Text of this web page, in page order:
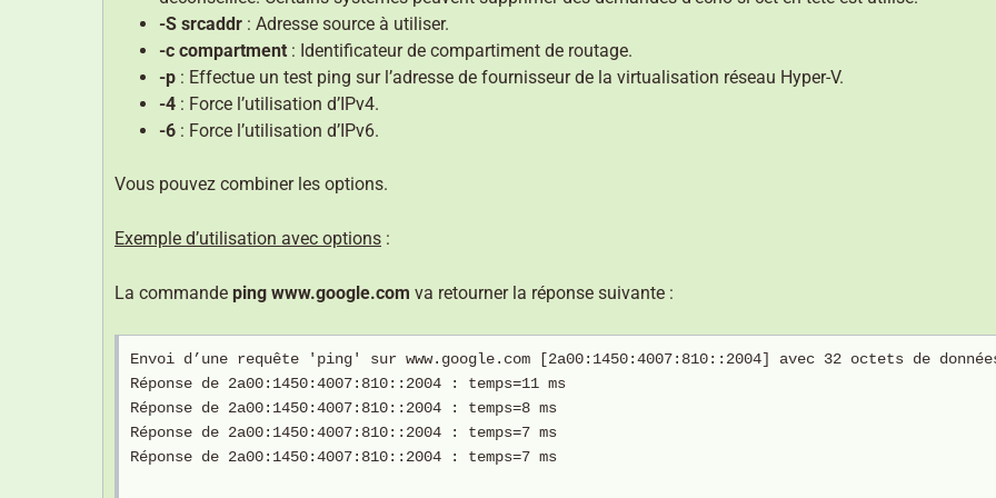
-S srcaddr : Adresse source à utiliser.
-c compartment : Identificateur de compartiment de routage.
-p : Effectue un test ping sur l’adresse de fournisseur de la virtualisation réseau Hyper-V.
-4 : Force l’utilisation d’IPv4.
-6 : Force l’utilisation d’IPv6.
Vous pouvez combiner les options.
Exemple d’utilisation avec options :
La commande ping www.google.com va retourner la réponse suivante :
Envoi d’une requête 'ping' sur www.google.com [2a00:1450:4007:810::2004] avec 32 octets de
Réponse de 2a00:1450:4007:810::2004 : temps=11 ms
Réponse de 2a00:1450:4007:810::2004 : temps=8 ms
Réponse de 2a00:1450:4007:810::2004 : temps=7 ms
Réponse de 2a00:1450:4007:810::2004 : temps=7 ms